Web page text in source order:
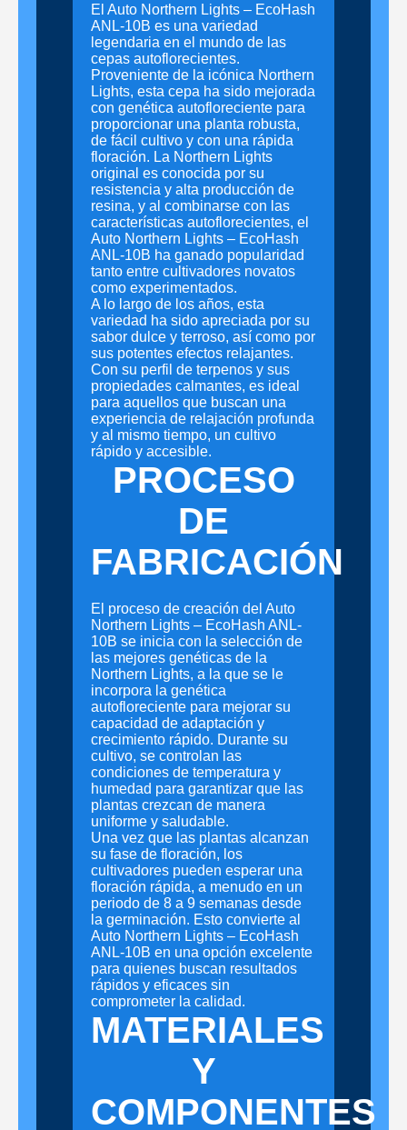
El Auto Northern Lights – EcoHash
ANL-10B es una variedad
legendaria en el mundo de las
cepas autoflorecientes.
Proveniente de la icónica Northern
Lights, esta cepa ha sido mejorada
con genética autofloreciente para
proporcionar una planta robusta,
de fácil cultivo y con una rápida
floración. La Northern Lights
original es conocida por su
resistencia y alta producción de
resina, y al combinarse con las
características autoflorecientes, el
Auto Northern Lights – EcoHash
ANL-10B ha ganado popularidad
tanto entre cultivadores novatos
como experimentados.
A lo largo de los años, esta
variedad ha sido apreciada por su
sabor dulce y terroso, así como por
sus potentes efectos relajantes.
Con su perfil de terpenos y sus
propiedades calmantes, es ideal
para aquellos que buscan una
experiencia de relajación profunda
y al mismo tiempo, un cultivo
rápido y accesible.
PROCESO
DE
FABRICACIÓN
El proceso de creación del Auto
Northern Lights – EcoHash ANL-
10B se inicia con la selección de
las mejores genéticas de la
Northern Lights, a la que se le
incorpora la genética
autofloreciente para mejorar su
capacidad de adaptación y
crecimiento rápido. Durante su
cultivo, se controlan las
condiciones de temperatura y
humedad para garantizar que las
plantas crezcan de manera
uniforme y saludable.
Una vez que las plantas alcanzan
su fase de floración, los
cultivadores pueden esperar una
floración rápida, a menudo en un
periodo de 8 a 9 semanas desde
la germinación. Esto convierte al
Auto Northern Lights – EcoHash
ANL-10B en una opción excelente
para quienes buscan resultados
rápidos y eficaces sin
comprometer la calidad.
MATERIALES
Y
COMPONENTES